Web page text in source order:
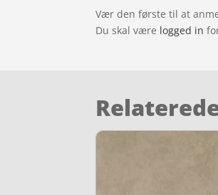
Vær den første til at
Du skal være logged in